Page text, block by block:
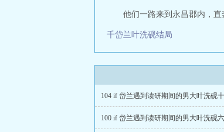
他们一路来到永昌郡内，
千岱兰叶洗砚结局
104 if 岱兰遇到读研期间的男大叶洗砚十
100 if 岱兰遇到读研期间的男大叶洗砚六